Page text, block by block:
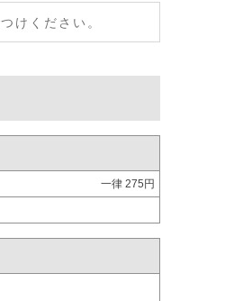
けください。
一律 275円